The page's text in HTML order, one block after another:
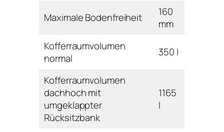
Maximale Bodenfreiheit
160
mm
Kofferraumvolumen
normal
350 l
Kofferraumvolumen
dachhoch mit
umgeklappter
Rücksitzbank
1165
l